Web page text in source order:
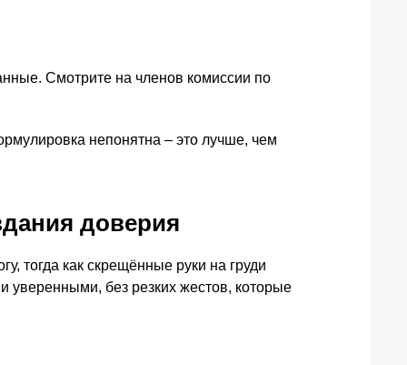
Смотрите на членов комиссии по
непонятна – это лучше, чем
доверия
тогда как скрещённые руки на груди
уверенными, без резких жестов, которые